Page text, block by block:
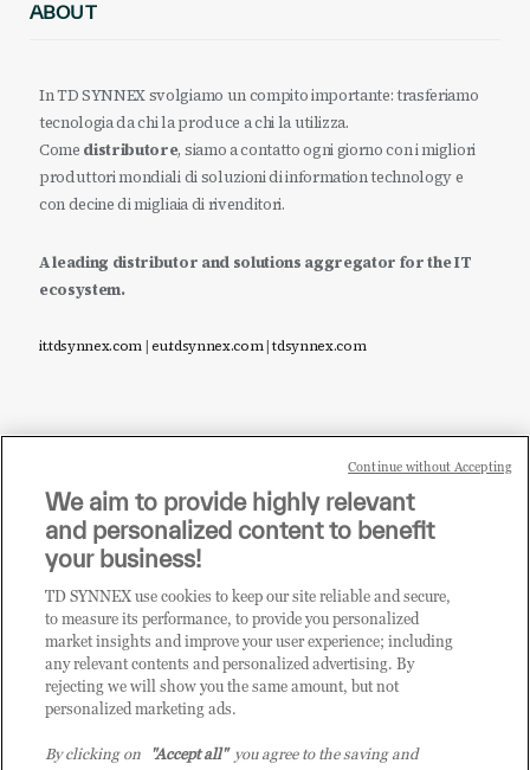
ABOUT
In TD SYNNEX svolgiamo un compito importante: trasferiamo
tecnologia da chi la produce a chi la utilizza.
Come distributore, siamo a contatto ogni giorno con i migliori
produttori mondiali di soluzioni di information technology e
con decine di migliaia di rivenditori.
A leading distributor and solutions aggregator for the IT
ecosystem.
it.tdsynnex.com|eu.tdsynnex.com|tdsynnex.com
Sei un rivenditore di tecnologia e desideri acquistare
i prodotti o le soluzioni trattate sul blog?
CLICCA QUI E DIVENTA
CLIENTE TD SYNNEX
We aim to provide highly relevant
and personalized content to benefit
your business!
TD SYNNEX use cookies to keep our site reliable and secure,
to measure its performance, to provide you personalized
market insights and improve your user experience; including
any relevant contents and personalized advertising. By
rejecting we will show you the same amount, but not
personalized marketing ads.
By clicking on "Accept all"you agree to the saving and
Continue without Accepting